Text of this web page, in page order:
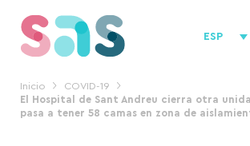
contenido
ESP
Inicio
COVID-19
El Hospital de Sant Andreu cierra otra
pasa a tener 58 camas en zona de